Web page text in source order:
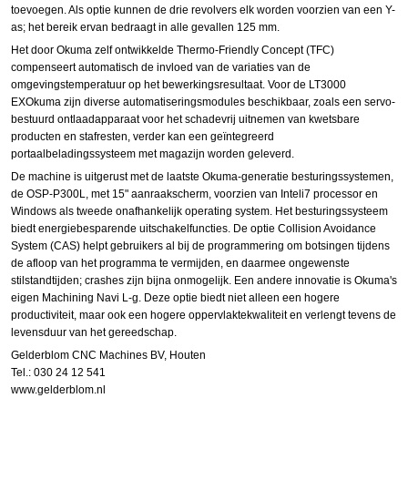
toevoegen. Als optie kunnen de drie revolvers elk worden voorzien van een Y-
as; het bereik ervan bedraagt in alle gevallen 125 mm.
Het door Okuma zelf ontwikkelde Thermo-Friendly Concept (TFC)
compenseert automatisch de invloed van de variaties van de
omgevingstemperatuur op het bewerkingsresultaat. Voor de LT3000
EXOkuma zijn diverse automatiseringsmodules beschikbaar, zoals een servo-
bestuurd ontlaadapparaat voor het schadevrij uitnemen van kwetsbare
producten en stafresten, verder kan een geïntegreerd
portaalbeladingssysteem met magazijn worden geleverd.
De machine is uitgerust met de laatste Okuma-generatie besturingssystemen,
de OSP-P300L, met 15" aanraakscherm, voorzien van Inteli7 processor en
Windows als tweede onafhankelijk operating system. Het besturingssysteem
biedt energiebesparende uitschakelfuncties. De optie Collision Avoidance
System (CAS) helpt gebruikers al bij de programmering om botsingen tijdens
de afloop van het programma te vermijden, en daarmee ongewenste
stilstandtijden; crashes zijn bijna onmogelijk. Een andere innovatie is Okuma's
eigen Machining Navi L-g. Deze optie biedt niet alleen een hogere
productiviteit, maar ook een hogere oppervlaktekwaliteit en verlengt tevens de
levensduur van het gereedschap.
Gelderblom CNC Machines BV, Houten
Tel.: 030 24 12 541
www.gelderblom.nl